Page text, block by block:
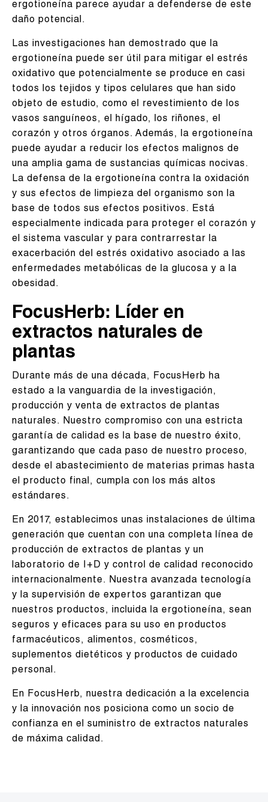
ergotioneína parece ayudar a defenderse de este
daño potencial.
Las investigaciones han demostrado que la
ergotioneína puede ser útil para mitigar el estrés
oxidativo que potencialmente se produce en casi
todos los tejidos y tipos celulares que han sido
objeto de estudio, como el revestimiento de los
vasos sanguíneos, el hígado, los riñones, el
corazón y otros órganos. Además, la ergotioneína
puede ayudar a reducir los efectos malignos de
una amplia gama de sustancias químicas nocivas.
La defensa de la ergotioneína contra la oxidación
y sus efectos de limpieza del organismo son la
base de todos sus efectos positivos. Está
especialmente indicada para proteger el corazón y
el sistema vascular y para contrarrestar la
exacerbación del estrés oxidativo asociado a las
enfermedades metabólicas de la glucosa y a la
obesidad.
FocusHerb: Líder en
extractos naturales de
plantas
Durante más de una década, FocusHerb ha
estado a la vanguardia de la investigación,
producción y venta de extractos de plantas
naturales. Nuestro compromiso con una estricta
garantía de calidad es la base de nuestro éxito,
garantizando que cada paso de nuestro proceso,
desde el abastecimiento de materias primas hasta
el producto final, cumpla con los más altos
estándares.
En 2017, establecimos unas instalaciones de última
generación que cuentan con una completa línea de
producción de extractos de plantas y un
laboratorio de I+D y control de calidad reconocido
internacionalmente. Nuestra avanzada tecnología
y la supervisión de expertos garantizan que
nuestros productos, incluida la ergotioneína, sean
seguros y eficaces para su uso en productos
farmacéuticos, alimentos, cosméticos,
suplementos dietéticos y productos de cuidado
personal.
En FocusHerb, nuestra dedicación a la excelencia
y la innovación nos posiciona como un socio de
confianza en el suministro de extractos naturales
de máxima calidad.